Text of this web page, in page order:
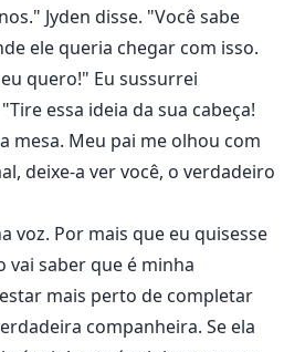
Jyden disse. "Você sabe
ele queria chegar com isso.
quero!" Eu sussurrei
essa ideia da sua cabeça!
mesa. Meu pai me olhou com
deixe-a ver você, o verdadeiro
voz. Por mais que eu quisesse
vai saber que é minha
mais perto de completar
companheira. Se ela